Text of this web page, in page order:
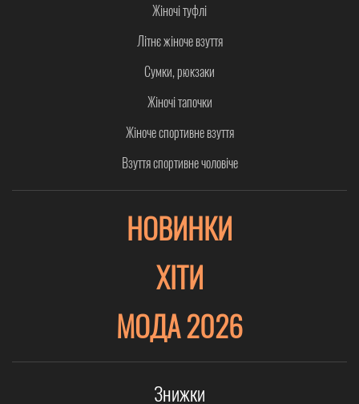
Жіночі туфлі
Літнє жіноче взуття
Сумки, рюкзаки
Жіночі тапочки
Жіноче спортивне взуття
Взуття спортивне чоловіче
НОВИНКИ
ХІТИ
МОДА 2026
Знижки